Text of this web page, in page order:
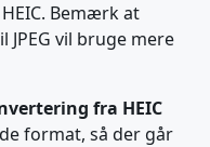
Bemærk at
JPEG vil bruge mere
fra HEIC
format, så der går